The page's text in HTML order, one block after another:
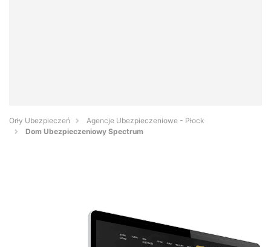
Orły Ubezpieczeń
Agencje Ubezpieczeniowe - Płock
Dom Ubezpieczeniowy Spectrum